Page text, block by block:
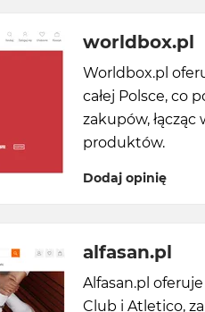
worldbox.pl
Worldbox.pl
całej Polsce, co
zakupów,
produktów.
Dodaj opinię
alfasan.pl
Alfasan.pl
Club i Atletico,